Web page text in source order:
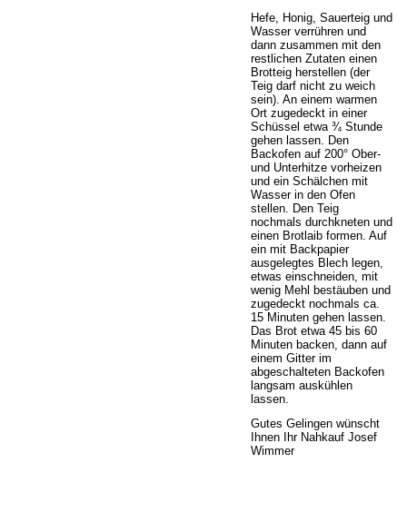
Hefe, Honig, Sauerteig und
Wasser verrühren und
dann zusammen mit den
restlichen Zutaten einen
Brotteig herstellen (der
Teig darf nicht zu weich
sein). An einem warmen
Ort zugedeckt in einer
Schüssel etwa ¾ Stunde
gehen lassen. Den
Backofen auf 200° Ober-
und Unterhitze vorheizen
und ein Schälchen mit
Wasser in den Ofen
stellen. Den Teig
nochmals durchkneten und
einen Brotlaib formen. Auf
ein mit Backpapier
ausgelegtes Blech legen,
etwas einschneiden, mit
wenig Mehl bestäuben und
zugedeckt nochmals ca.
15 Minuten gehen lassen.
Das Brot etwa 45 bis 60
Minuten backen, dann auf
einem Gitter im
abgeschalteten Backofen
langsam auskühlen
lassen.
Gutes Gelingen wünscht
Ihnen Ihr Nahkauf Josef
Wimmer